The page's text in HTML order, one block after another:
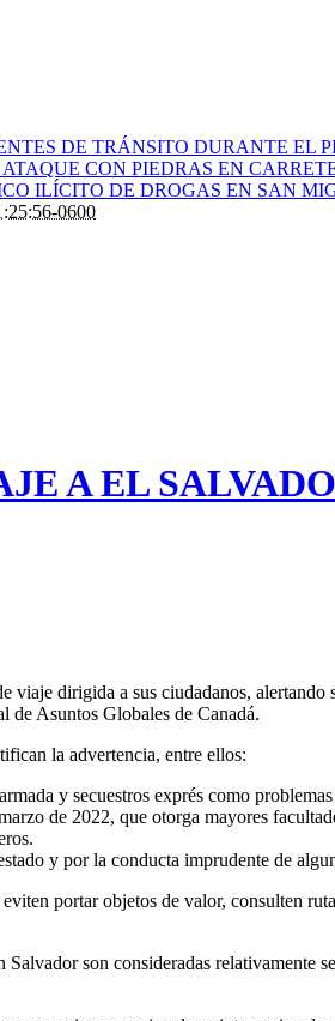
DE TRÁNSITO DURANTE EL
CON PIEDRAS EN
ILÍCITO DE DROGAS EN SAN
0600
A EL
viaje dirigida a sus ciudadanos,
Asuntos Globales de Canadá.
la advertencia, entre ellos:
y secuestros exprés como problemas
de 2022, que otorga mayores
y por la conducta imprudente de
portar objetos de valor, consulten
Salvador son consideradas